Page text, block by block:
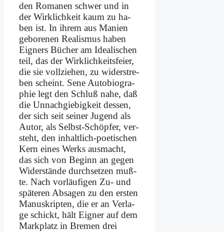
den Ro­ma­nen schwer und in
der Wirk­lich­keit kaum zu ha­
ben ist. In ih­rem aus Ma­nien
ge­bo­re­nen Rea­lis­mus ha­ben
Eig­ners Bü­cher am Idea­li­schen
teil, das der Wirk­lich­keits­fei­er,
die sie voll­zie­hen, zu wi­der­stre­
ben scheint. Se­ne Au­to­bio­gra­
phie legt den Schluß na­he, daß
die Un­nach­gie­big­keit des­sen,
der sich seit sei­ner Ju­gend als
Au­tor, als Selbst-Schöp­fer, ver­
steht, den in­halt­lich-poe­ti­schen
Kern ei­nes Werks aus­macht,
das sich von Be­ginn an ge­gen
Wi­der­stän­de durch­set­zen muß­
te. Nach vor­läu­fi­gen Zu- und
spä­te­ren Ab­sa­gen zu den er­sten
Manu­skripten, die er an Ver­la­
ge schickt, hält Eig­ner auf dem
Mark­platz in Bre­men drei